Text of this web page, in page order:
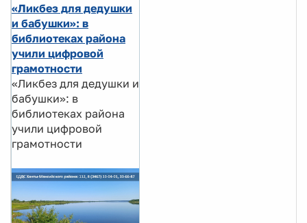
«Ликбез для дедушки
и бабушки»: в
библиотеках района
учили цифровой
грамотности
«Ликбез для дедушки и
бабушки»: в
библиотеках района
учили цифровой
грамотности